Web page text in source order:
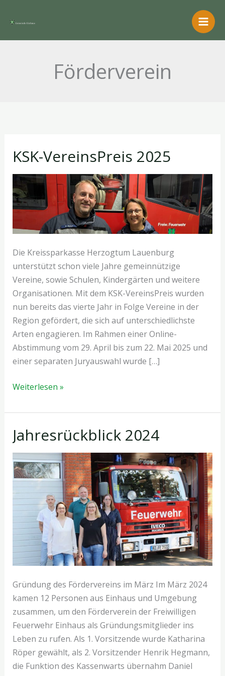
Inhalt
Förderverein
KSK-VereinsPreis 2025
Die Kreissparkasse Herzogtum Lauenburg
unterstützt schon viele Jahre gemeinnützige
Vereine, sowie Schulen, Kindergärten und weitere
Organisationen. Mit dem KSK-VereinsPreis wurden
nun bereits das vierte Jahr in Folge Vereine in der
Region gefördert, die sich auf unterschiedlichste
Arten engagieren. Im Rahmen einer Online-
Abstimmung vom 29. April bis zum 22. Mai 2025 und
einer separaten Juryauswahl wurde […]
KSK-
2025
Weiterlesen »
Jahresrückblick 2024
Gründung des Fördervereins im März Im März 2024
kamen 12 Personen aus Einhaus und Umgebung
zusammen, um den Förderverein der Freiwilligen
Feuerwehr Einhaus als Gründungsmitglieder ins
Leben zu rufen. Als 1. Vorsitzende wurde Katharina
Röper gewählt, als 2. Vorsitzender Henrik Hegmann,
die Funktion des Kassenwarts übernahm Daniel